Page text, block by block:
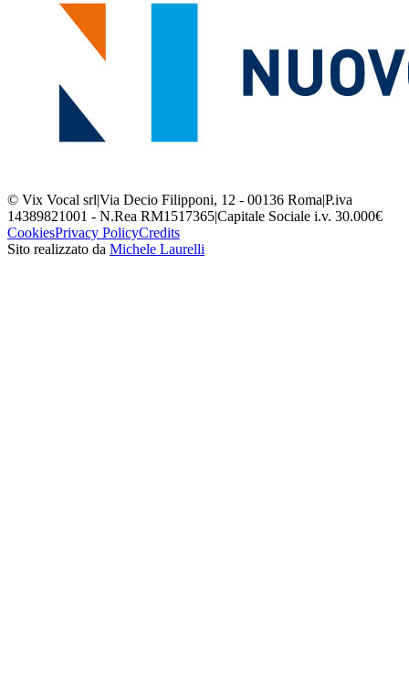
© Vix Vocal srl|Via Decio Filipponi, 12 - 00136 Roma|P.iva
14389821001 - N.Rea RM1517365|Capitale Sociale i.v. 30.000€
CookiesPrivacy PolicyCredits
Sito realizzato da Michele Laurelli